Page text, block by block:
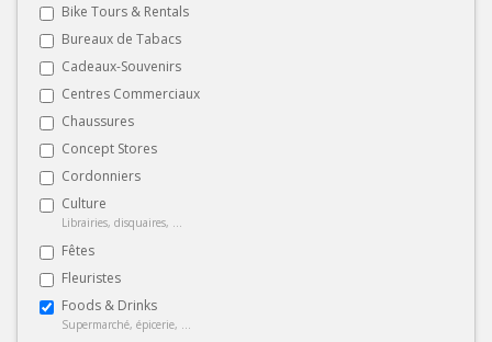
Bike Tours & Rentals
Bureaux de Tabacs
Cadeaux-Souvenirs
Centres Commerciaux
Chaussures
Concept Stores
Cordonniers
Culture
Librairies, disquaires, ...
Fêtes
Fleuristes
Foods & Drinks
Supermarché, épicerie, ...